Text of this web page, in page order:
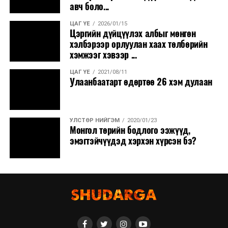
авч боло...
ЦАГ ҮЕ 2026/01/15
Цэргийн дүйцүүлэх албыг мөнгөн
хэлбэрээр орлуулан хаах төлбөрийн
хэмжээг хэвээр ...
ЦАГ ҮЕ 2021/08/11
Улаанбаатарт өдөртөө 26 хэм дулаан
УЛСТӨР НИЙГЭМ 2020/01/23
Монгол төрийн бодлого ээжүүд,
эмэгтэйчүүдэд хэрхэн хүрсэн бэ?